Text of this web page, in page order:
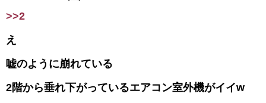
>>2
え
嘘のように崩れている
2階から垂れ下がっているエアコン室外機がイイw